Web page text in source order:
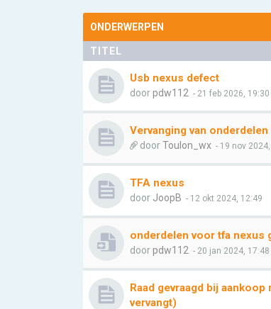
ONDERWERPEN
TITEL
Usb nexus defect
doorpdw112 - 21 feb 2026, 19:30
Vervanging van onderdelen
doorToulon_wx - 19 nov
TFA nexus
door JoopB - 12 okt 2024, 12:49
onderdelen voor tfa nexus
doorpdw112 - 20 jan 2024, 17:48
Raad gevraagd bij
vervangt)